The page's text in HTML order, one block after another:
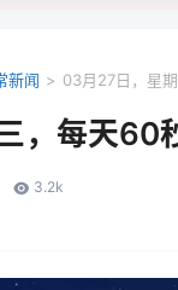
新闻 > 03月27日，星
，每天60
3.2k